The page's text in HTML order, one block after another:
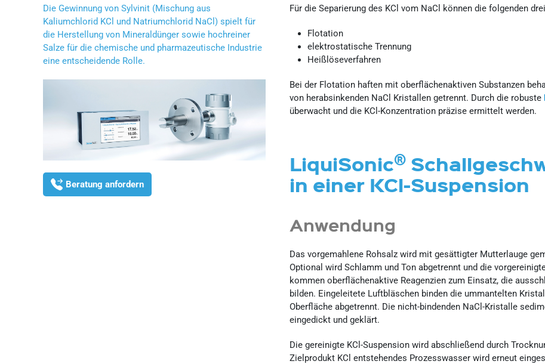
Für die Separierung des KCl vom NaCl können die folgenden
Flotation
elektrostatische Trennung
Heißlöseverfahren
Bei der Flotation haften mit oberflächenaktiven Substanzen
von herabsinkenden NaCl Kristallen getrennt. Durch die robuste
überwacht und die KCl-Konzentration präzise ermittelt werden.
LiquiSonic®
in einer KCl-Suspension
Anwendung
Das vorgemahlene Rohsalz wird mit gesättigter Mutterlauge
Optional wird Schlamm und Ton abgetrennt und die
kommen oberflächenaktive Reagenzien zum Einsatz, die
bilden. Eingeleitete Luftbläschen binden die ummantelten
Oberfläche abgetrennt. Die nicht-bindenden NaCl-Kristalle
eingedickt und geklärt.
Die gereinigte KCl-Suspension wird abschließend durch
Zielprodukt KCl entstehendes Prozesswasser wird erneut
Die Gewinnung von Sylvinit (Mischung aus
Kaliumchlorid KCl und Natriumchlorid NaCl) spielt für
die Herstellung von Mineraldünger sowie hochreiner
Salze für die chemische und pharmazeutische Industrie
eine entscheidende Rolle.
Beratung anfordern